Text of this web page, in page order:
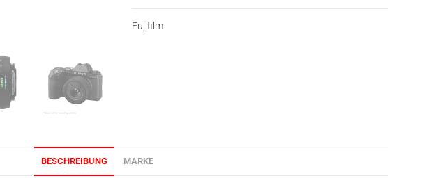
Fujifilm
BESCHREIBUNG MARKE